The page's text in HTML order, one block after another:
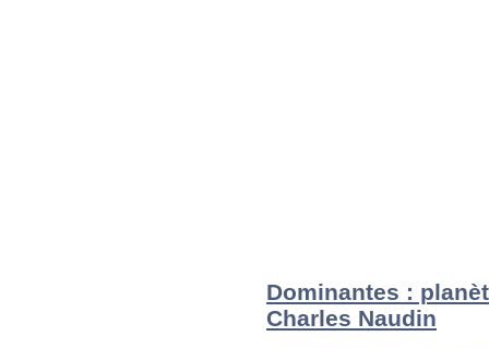
Dominantes :
Charles Naudin